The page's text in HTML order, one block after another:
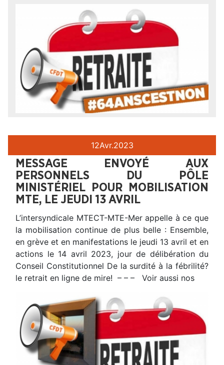
12Avr.2023
MESSAGE ENVOYÉ AUX
PERSONNELS DU PÔLE
MINISTÉRIEL POUR MOBILISATION
MTE, LE JEUDI 13 AVRIL
L’intersyndicale MTECT-MTE-Mer appelle à ce que
la mobilisation continue de plus belle : Ensemble,
en grève et en manifestations le jeudi 13 avril et en
actions le 14 avril 2023, jour de délibération du
Conseil Constitutionnel De la surdité à la fébrilité?
le retrait en ligne de mire! – – – Voir aussi nos